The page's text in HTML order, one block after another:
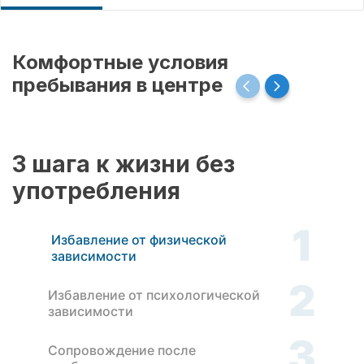
Комфортные условия
пребывания в центре
3 шага к жизни без
употребления
Избавление от физической
зависимости
1
Избавление от психологической
зависимости
2
Сопровождение после